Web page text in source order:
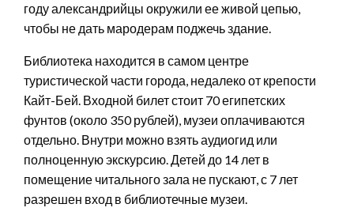
году александрийцы окружили ее живой цепью,
чтобы не дать мародерам поджечь здание.
Библиотека находится в самом центре
туристической части города, недалеко от крепости
Кайт-Бей. Входной билет стоит 70 египетских
фунтов (около 350 рублей), музеи оплачиваются
отдельно. Внутри можно взять аудиогид или
полноценную экскурсию. Детей до 14 лет в
помещение читального зала не пускают, с 7 лет
разрешен вход в библиотечные музеи.